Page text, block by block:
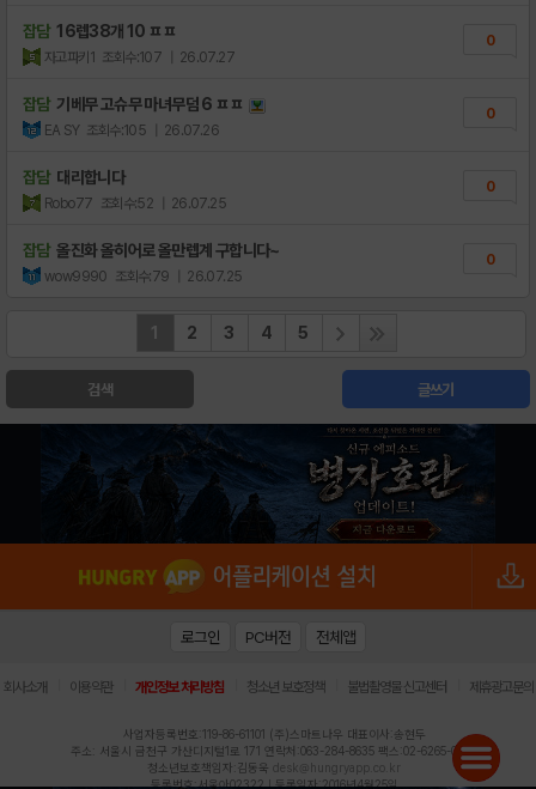
잡담 16렙38개 10 ㅍㅍ
자고파키1 조회수:107 | 26.07.27
0
잡담 기베무 고슈무 마녀무덤 6 ㅍㅍ
EA SY 조회수:105 | 26.07.26
0
잡담 대리합니다
Robo77 조회수:52 | 26.07.25
0
잡담 올진화 올히어로 올만렙계 구합니다~
wow9990 조회수:79 | 26.07.25
0
1 2 3 4 5
검색 글쓰기
로그인 PC버전 전체앱
회사소개 이용약관 개인정보 처리방침 청소년 보호정책 불법촬영물 신고센터 제휴광고문의
사업자등록번호:119-86-61101 (주)스마트나우 대표이사:송현두
주소: 서울시 금천구 가산디지털1로 171 연락처:063-284-8635 팩스:02-6265-0377
청소년보호책임자:김동욱 desk@hungryapp.co.kr
등록번호:서울아02322 | 등록일자:2016년4월25일